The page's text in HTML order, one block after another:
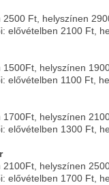
2500 Ft, helyszínen
elővételben 2100 Ft,
1500Ft, helyszínen
elővételben 1100 Ft,
1700Ft, helyszínen
elővételben 1300 Ft,
2100Ft, helyszínen
elővételben 1700 Ft,